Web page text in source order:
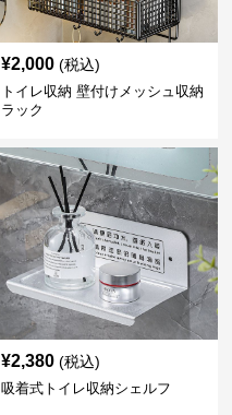
¥2,000 (税込)
トイレ収納 壁付けメッシュ収納
ラック
¥2,380 (税込)
吸着式トイレ収納シェルフ